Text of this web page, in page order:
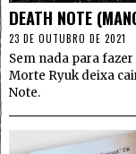
DEATH NOTE
23 DE OUTUBRO DE 2021
Sem nada para
Morte Ryuk deixa
Note.